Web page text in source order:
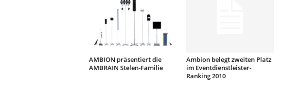
AMBION präsentiert die
AMBRAIN Stelen-Familie
Ambion belegt zweiten Platz
im Eventdienstleister-
Ranking 2010